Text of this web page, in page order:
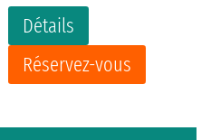
Détails
Réservez-vous